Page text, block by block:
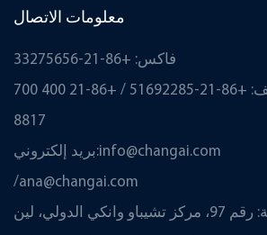
معلومات الاتصال
فاكس: +86-21-33275656
الهاتف: +86-21-51692285 / +86-21 400 700
8817
بريد إلكتروني:info@changai.com
/ana@changai.com
إضافة: رقم 97، مركز تشيباو وانكي الدولي، لين